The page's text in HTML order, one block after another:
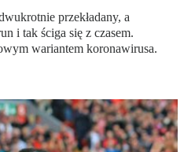
przekładany, a
i tak ściga się z czasem.
wariantem koronawirusa.